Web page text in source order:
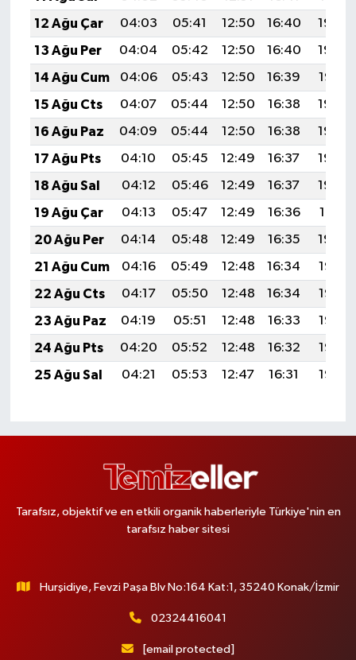
12 Ağu Çar
04:03 05:41 12:50 16:40
19:50
13 Ağu Per
04:04 05:42 12:50 16:40
19:49
14 Ağu Cum
04:06 05:43 12:50 16:39
19:47
15 Ağu Cts
04:07 05:44 12:50 16:38
19:46
16 Ağu Paz
04:09 05:44 12:50 16:38
19:45
17 Ağu Pts
04:10 05:45 12:49 16:37
19:43
18 Ağu Sal
04:12 05:46 12:49 16:37
19:42
19 Ağu Çar
04:13 05:47 12:49 16:36
19:41
20 Ağu Per
04:14 05:48 12:49 16:35
19:39
21 Ağu Cum
04:16 05:49 12:48 16:34
19:38
22 Ağu Cts
04:17 05:50 12:48 16:34
19:36
23 Ağu Paz
04:19 05:51 12:48 16:33
19:35
24 Ağu Pts
04:20 05:52 12:48 16:32
19:33
25 Ağu Sal
04:21 05:53 12:47 16:31 19:32
Tarafsız, objektif ve en etkili organik haberleriyle Türkiye'nin en
tarafsız haber sitesi
Hurşidiye, Fevzi Paşa Blv No:164 Kat:1, 35240 Konak/İzmir
02324416041
[email protected]